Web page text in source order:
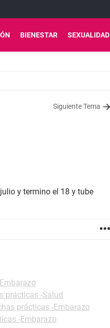
BIENESTAR SEXUALIDAD
Siguiente Tema
y termino el 18 y tube
prácticas -Salud
prácticas -Embarazo
-Embarazo